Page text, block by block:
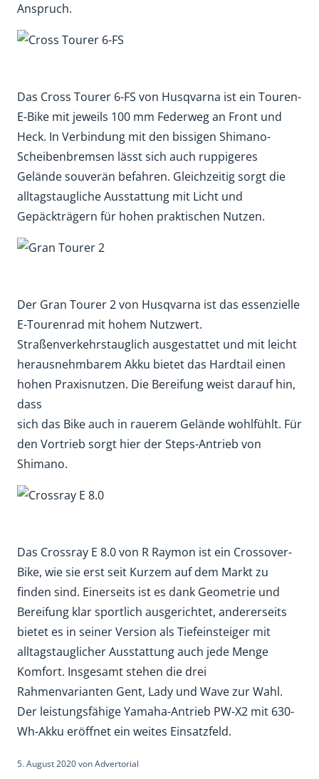
Anspruch.
Das Cross Tourer 6-FS von Husqvarna ist ein Touren-
E-Bike mit jeweils 100 mm Federweg an Front und
Heck. In Verbindung mit den bissigen Shimano-
Scheibenbremsen lässt sich auch ruppigeres
Gelände souverän befahren. Gleichzeitig sorgt die
alltagstaugliche Ausstattung mit Licht und
Gepäckträgern für hohen praktischen Nutzen.
Der Gran Tourer 2 von Husqvarna ist das essenzielle
E-Tourenrad mit hohem Nutzwert.
Straßenverkehrstauglich ausgestattet und mit leicht
herausnehmbarem Akku bietet das Hardtail einen
hohen Praxisnutzen. Die Bereifung weist darauf hin,
dass
sich das Bike auch in rauerem Gelände wohlfühlt. Für
den Vortrieb sorgt hier der Steps-Antrieb von
Shimano.
Das Crossray E 8.0 von R Raymon ist ein Crossover-
Bike, wie sie erst seit Kurzem auf dem Markt zu
finden sind. Einerseits ist es dank Geometrie und
Bereifung klar sportlich ausgerichtet, andererseits
bietet es in seiner Version als Tiefeinsteiger mit
alltagstauglicher Ausstattung auch jede Menge
Komfort. Insgesamt stehen die drei
Rahmenvarianten Gent, Lady und Wave zur Wahl.
Der leistungsfähige Yamaha-Antrieb PW-X2 mit 630-
Wh-Akku eröffnet ein weites Einsatzfeld.
5. August 2020vonAdvertorial